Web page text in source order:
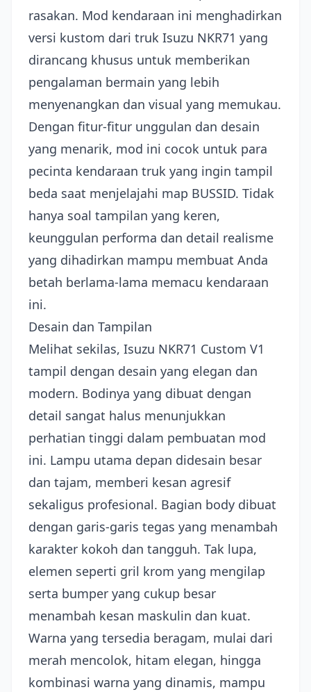
rasakan. Mod kendaraan ini menghadirkan
versi kustom dari truk Isuzu NKR71 yang
dirancang khusus untuk memberikan
pengalaman bermain yang lebih
menyenangkan dan visual yang memukau.
Dengan fitur-fitur unggulan dan desain
yang menarik, mod ini cocok untuk para
pecinta kendaraan truk yang ingin tampil
beda saat menjelajahi map BUSSID. Tidak
hanya soal tampilan yang keren,
keunggulan performa dan detail realisme
yang dihadirkan mampu membuat Anda
betah berlama-lama memacu kendaraan
ini.
Desain dan Tampilan
Melihat sekilas, Isuzu NKR71 Custom V1
tampil dengan desain yang elegan dan
modern. Bodinya yang dibuat dengan
detail sangat halus menunjukkan
perhatian tinggi dalam pembuatan mod
ini. Lampu utama depan didesain besar
dan tajam, memberi kesan agresif
sekaligus profesional. Bagian body dibuat
dengan garis-garis tegas yang menambah
karakter kokoh dan tangguh. Tak lupa,
elemen seperti gril krom yang mengilap
serta bumper yang cukup besar
menambah kesan maskulin dan kuat.
Warna yang tersedia beragam, mulai dari
merah mencolok, hitam elegan, hingga
kombinasi warna yang dinamis, mampu